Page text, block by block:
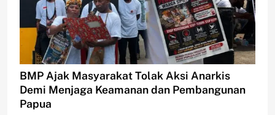
BMP Ajak Masyarakat Tolak Aksi Anarkis
Demi Menjaga Keamanan dan Pembangunan
Papua